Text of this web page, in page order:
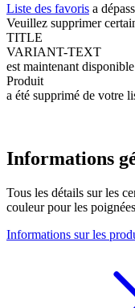
Liste des favoris a
Veuillez supprimer
TITLE
VARIANT-TEXT
est maintenant
Produit
a été supprimé de votre
Informations
Tous les détails sur les
couleur pour les
Informations sur les